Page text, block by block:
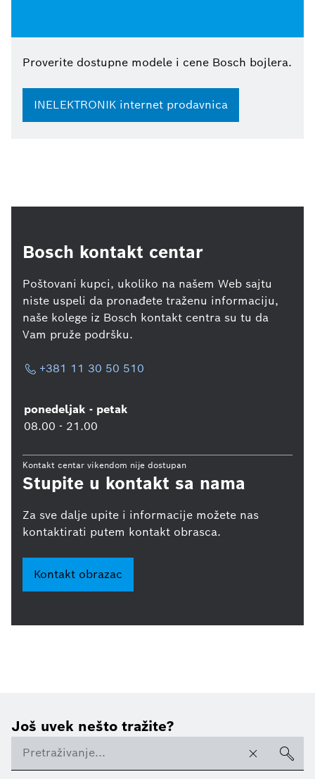
Proverite dostupne modele i cene Bosch bojlera.
INELEKTRONIK internet prodavnica
Bosch kontakt centar
Poštovani kupci, ukoliko na našem Web sajtu
niste uspeli da pronađete traženu informaciju,
naše kolege iz Bosch kontakt centra su tu da
Vam pruže podršku.
+381 11 30 50 510
ponedeljak - petak
08.00 - 21.00
Kontakt centar vikendom nije dostupan
Stupite u kontakt sa nama
Za sve dalje upite i informacije možete nas
kontaktirati putem kontakt obrasca.
Kontakt obrazac
Još uvek nešto tražite?